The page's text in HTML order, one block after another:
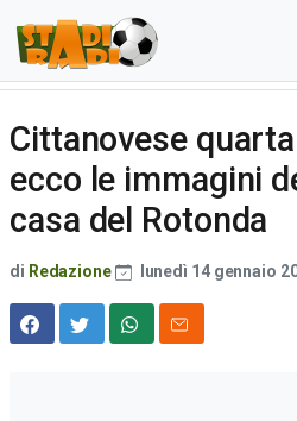
Cittanovese
ecco le immagini
casa del Rotonda
di Redazione lunedì 14 gennaio